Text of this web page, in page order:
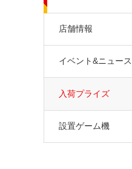
店舗情報
イベント&ニュース
入荷プライズ
設置ゲーム機